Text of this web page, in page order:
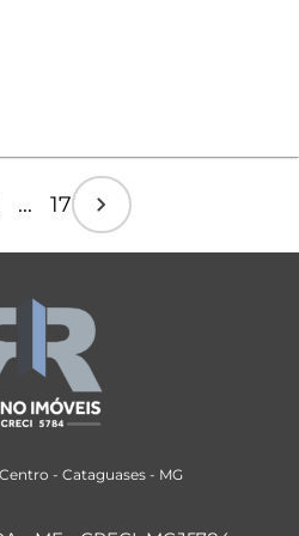
... 17 chevron_right
- Cataguases- MG